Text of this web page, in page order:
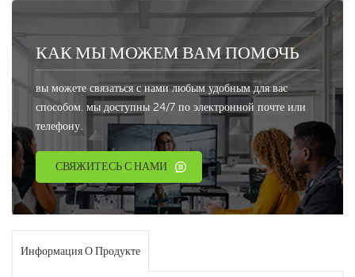
КАК МЫ МОЖЕМ ВАМ ПОМОЧЬ
вы можете связаться с нами любым удобным для вас
способом. мы доступны 24/7 по электронной почте или
телефону.
СВЯЖИТЕСЬ С НАМИ
Информация О Продукте